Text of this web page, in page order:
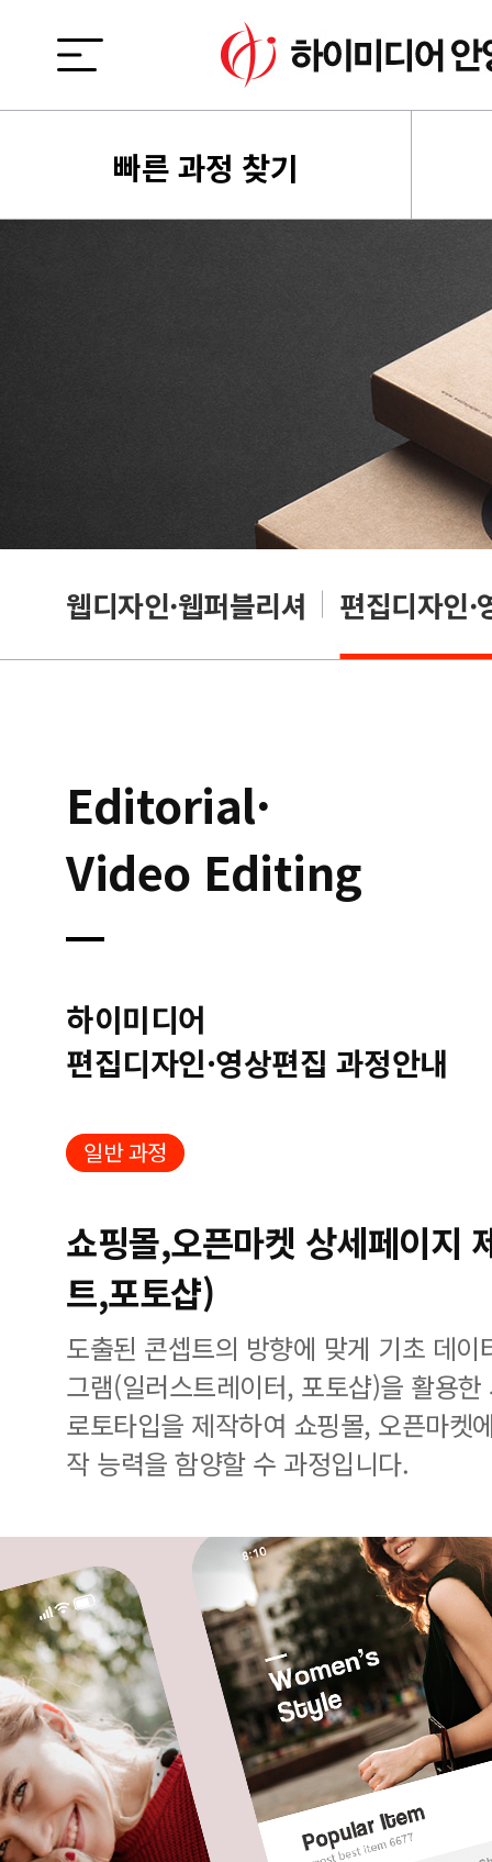
빠른 과정 찾기
웹디자인·웹퍼블리셔 편집디자인·
Editorial·
Video Editing
하이미디어
편집디자인·영상편집 과정안내
일반 과정
쇼핑몰,오픈마켓 상세페이지
트,포토샵)
도출된 콘셉트의 방향에 맞게 기초 데
그램(일러스트레이터, 포토샵)을 활용
로토타입을 제작하여 쇼핑몰, 오픈마켓
작 능력을 함양할 수 과정입니다.